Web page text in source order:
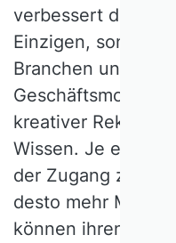
verbessert die
Einzigen, sondern
Branchen und
Geschäftsmodelle
kreativer
Wissen. Je
der Zugang zu
desto mehr
können ihren